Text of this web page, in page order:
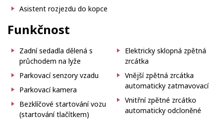
Asistent rozjezdu do kopce
Funkčnost
Zadní sedadla dělená s
průchodem na lyže
Parkovací senzory vzadu
Parkovací kamera
Bezklíčové startování vozu
(startování tlačítkem)
Elektricky sklopná zpětná
zrcátka
Vnější zpětná zrcátka
automaticky zatmavovací
Vnitřní zpětné zrcátko
automaticky odcloněné